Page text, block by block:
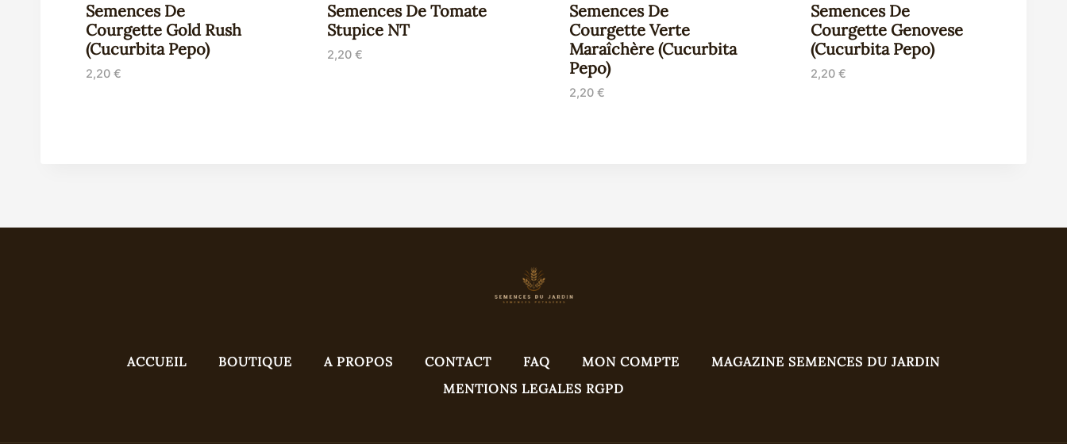
Semences De
Courgette Gold Rush
(Cucurbita Pepo)
2,20 €
Semences De Tomate
Stupice NT
2,20 €
Semences De
Courgette Verte
Maraîchère (Cucurbita
Pepo)
2,20 €
Semences De
Courgette Genovese
(Cucurbita Pepo)
2,20 €
ACCUEIL BOUTIQUE A PROPOS CONTACT FAQ MON COMPTE
MAGAZINE SEMENCES DU JARDIN
MENTIONS LEGALES RGPD